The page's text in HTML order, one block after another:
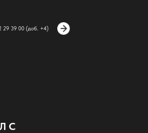
29 39 00 (доб. +4)
С